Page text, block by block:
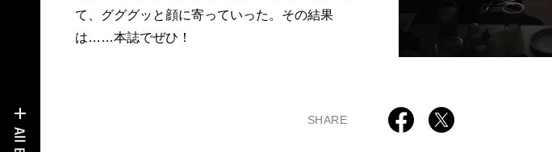
て、グググッと顔に寄っていった。その結果
は……本誌でぜひ！
SHARE